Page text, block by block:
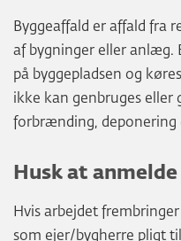
Byggeaffald er affald fra
af bygninger eller anlæg.
på byggepladsen og
ikke kan genbruges eller
forbrænding, deponering
Husk at
Hvis arbejdet
som ejer/bygherre pligt